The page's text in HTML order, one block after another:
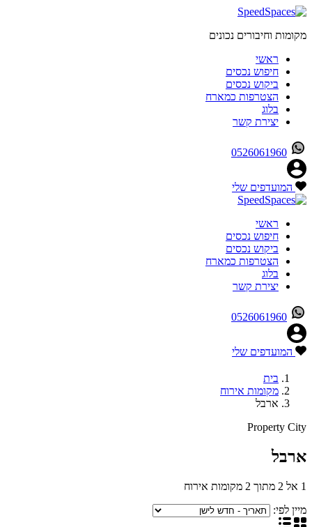
מקומות וחיבורים נכונים
ראשי
חיפוש נכסים
ביקוש נכסים
הצטרפות כמארח
בלוג
יצירת קשר
0526061960
המועדפים שלי
ראשי
חיפוש נכסים
ביקוש נכסים
הצטרפות כמארח
בלוג
יצירת קשר
0526061960
המועדפים שלי
בית
מקומות אירוח
ארבל
Property City
ארבל
1 אל 2 מתוך 2 מקומות אירוח
מיין לפי: